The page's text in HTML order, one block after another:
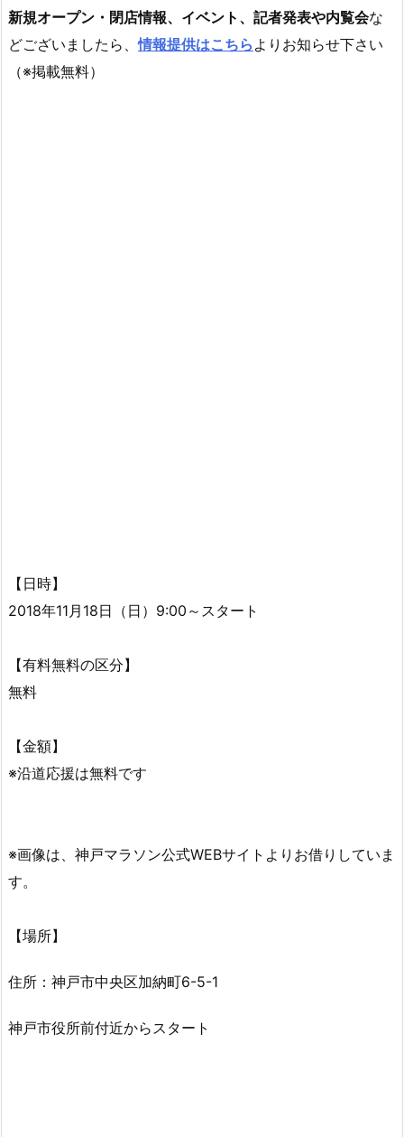
新規オープン・閉店情報、イベント、記者発表や内覧会な
どございましたら、情報提供はこちら よりお知らせ下さい
（※掲載無料）
【日時】
2018年11月18日（日）9:00～スタート
【有料無料の区分】
無料
【金額】
※沿道応援は無料です
※画像は、神戸マラソン公式WEBサイトよりお借りしていま
す。
【場所】
住所：神戸市中央区加納町6-5-1
神戸市役所前付近からスタート